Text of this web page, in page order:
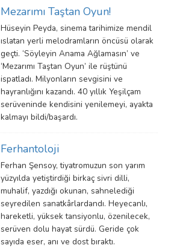
Mezarımı Taştan Oyun!
Hüseyin Peyda, sinema tarihimize mendil
ıslatan yerli melodramların öncüsü olarak
geçti. ‘Söyleyin Anama Ağlamasın’ ve
‘Mezarımı Taştan Oyun’ ile rüştünü
ispatladı. Milyonların sevgisini ve
hayranlığını kazandı. 40 yıllık Yeşilçam
serüveninde kendisini yenilemeyi, ayakta
kalmayı bildi/başardı.
Ferhantoloji
Ferhan Şensoy, tiyatromuzun son yarım
yüzyılda yetiştirdiği birkaç sivri dilli,
muhalif, yazdığı okunan, sahnelediği
seyredilen sanatkârlardandı. Heyecanlı,
hareketli, yüksek tansiyonlu, özenilecek,
serüven dolu hayat sürdü. Geride çok
sayıda eser, anı ve dost bıraktı.